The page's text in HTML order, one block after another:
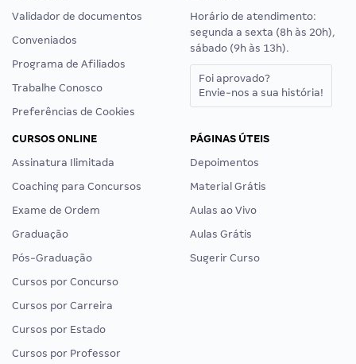
Validador de documentos
Conveniados
Programa de Afiliados
Trabalhe Conosco
Preferências de Cookies
Horário de atendimento:
segunda a sexta (8h às 20h),
sábado (9h às 13h).
Foi aprovado?
Envie-nos a sua história!
CURSOS ONLINE
Assinatura Ilimitada
Coaching para Concursos
Exame de Ordem
Graduação
Pós-Graduação
Cursos por Concurso
Cursos por Carreira
Cursos por Estado
Cursos por Professor
PÁGINAS ÚTEIS
Depoimentos
Material Grátis
Aulas ao Vivo
Aulas Grátis
Sugerir Curso